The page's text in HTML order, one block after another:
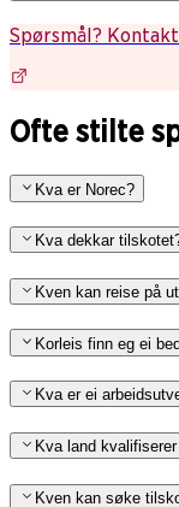
Spørsmål? Kontakt
Ofte stilte
Kva er Norec?
Kva dekkar
Kven kan reise på
Korleis finn eg ei
Kva er ei
Kva land
Kven kan søke